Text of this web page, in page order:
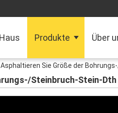
Haus Produkte Über
Asphaltieren Sie Größe der
Steinbruch-Stein-